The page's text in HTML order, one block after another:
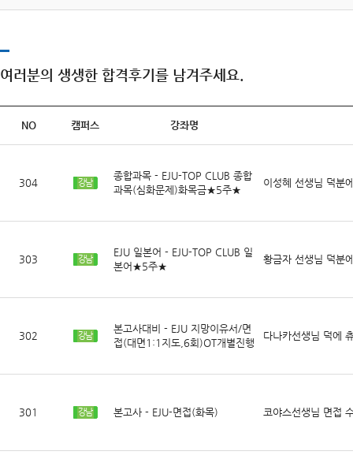
여러분의 생생한 합격후기를 남겨주세요.
NO 캠퍼스 강좌명
304 강남
종합과목 - EJU-TOP CLUB 종합
과목(심화문제)화목금★5주★
이성혜 선생님 덕분
303 강남
EJU 일본어 - EJU-TOP CLUB 일
본어★5주★
황금자 선생님 덕분
302 강남
본고사대비 - EJU 지망이유서/면
접(대면1:1지도,6회)OT개별진행
다나카선생님 덕에
301 강남 본고사 - EJU-면접(화목) 코야스선생님 면접